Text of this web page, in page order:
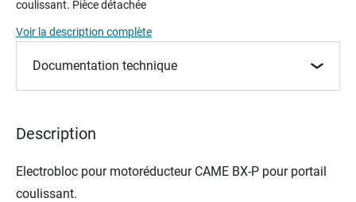
of
the
images
coulissant. Pièce détachée
Voir la description complète
Documentation technique
Description
Electrobloc pour motoréducteurCAME BX-P pour portail
coulissant.